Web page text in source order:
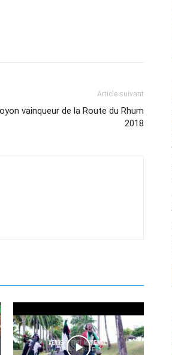
Article suivant
vainqueur de la Route du Rhum
2018